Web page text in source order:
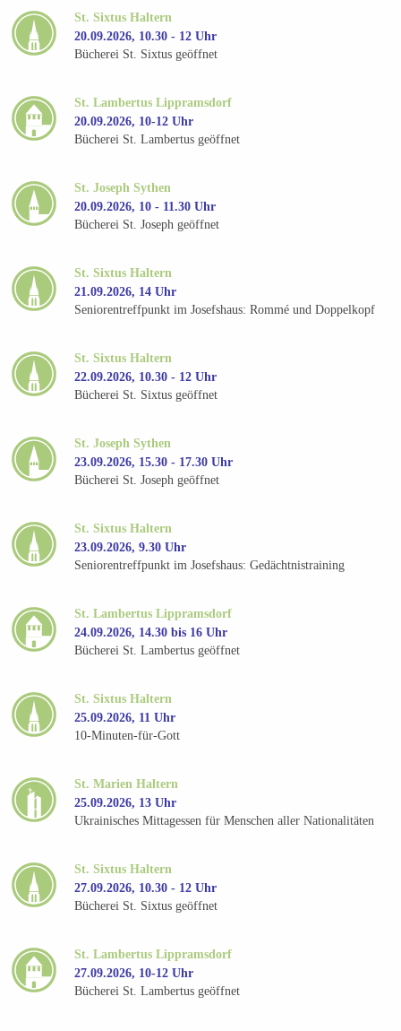
St. Sixtus Haltern
20.09.2026, 10.30 - 12 Uhr
Bücherei St. Sixtus geöffnet
St. Lambertus Lippramsdorf
20.09.2026, 10-12 Uhr
Bücherei St. Lambertus geöffnet
St. Joseph Sythen
20.09.2026, 10 - 11.30 Uhr
Bücherei St. Joseph geöffnet
St. Sixtus Haltern
21.09.2026, 14 Uhr
Seniorentreffpunkt im Josefshaus: Rommé und Doppelkopf
St. Sixtus Haltern
22.09.2026, 10.30 - 12 Uhr
Bücherei St. Sixtus geöffnet
St. Joseph Sythen
23.09.2026, 15.30 - 17.30 Uhr
Bücherei St. Joseph geöffnet
St. Sixtus Haltern
23.09.2026, 9.30 Uhr
Seniorentreffpunkt im Josefshaus: Gedächtnistraining
St. Lambertus Lippramsdorf
24.09.2026, 14.30 bis 16 Uhr
Bücherei St. Lambertus geöffnet
St. Sixtus Haltern
25.09.2026, 11 Uhr
10-Minuten-für-Gott
St. Marien Haltern
25.09.2026, 13 Uhr
Ukrainisches Mittagessen für Menschen aller Nationalitäten
St. Sixtus Haltern
27.09.2026, 10.30 - 12 Uhr
Bücherei St. Sixtus geöffnet
St. Lambertus Lippramsdorf
27.09.2026, 10-12 Uhr
Bücherei St. Lambertus geöffnet